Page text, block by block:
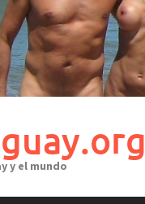
y el mundo